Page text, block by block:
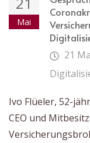
Mai
21
Ivo Flüeler, 52-
CEO und